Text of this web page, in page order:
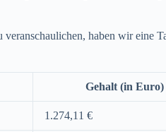
veranschaulichen, haben wir eine
Gehalt (in Euro)
1.274,11 €